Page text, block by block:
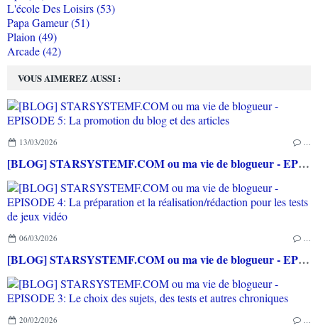
VOUS AIMEREZ AUSSI :
13/03/2026 …
[BLOG] STARSYSTEMF.COM ou ma vie de blogueur - EPISODE 5: La promotion du blog et des articles
06/03/2026 …
[BLOG] STARSYSTEMF.COM ou ma vie de blogueur - EPISODE 4: La préparation et la réalisation/rédaction pour les tests de jeux vidéo
20/02/2026 …
L'école Des Loisirs (53)
Papa Gameur (51)
Plaion (49)
Arcade (42)